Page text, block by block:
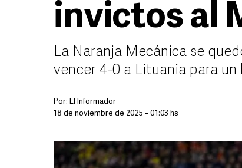
invictos al
La Naranja Mecánica se
vencer 4-0 a Lituania para
Por: El Informador
18 de noviembre de 2025 - 01:03 hs